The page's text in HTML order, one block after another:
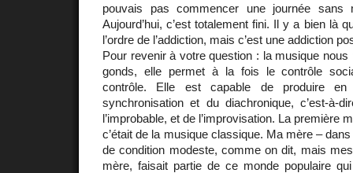
pouvais pas commencer une journée sans
Aujourd’hui, c’est totalement fini. Il y a bien là
l’ordre de l’addiction, mais c’est une addiction
Pour revenir à votre question : la musique
gonds, elle permet à la fois le contrôle
contrôle. Elle est capable de produire
synchronisation et du diachronique, c’est-à-
l’improbable, et de l’improvisation. La première
c’était de la musique classique. Ma mère –
de condition modeste, comme on dit, mais
mère, faisait partie de ce monde populaire